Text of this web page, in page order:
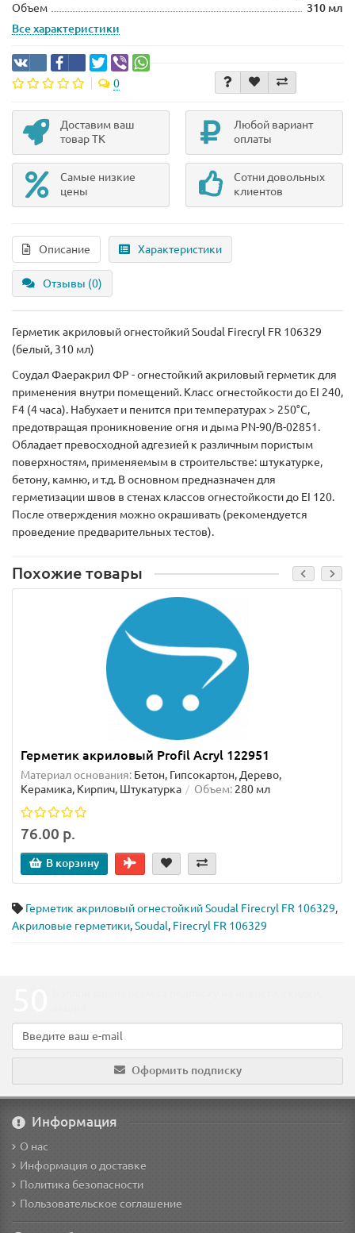
Объем
310 мл
Все характеристики
0
Доставим ваш
товар ТК
Любой вариант
оплаты
Самые низкие
цены
Сотни довольных
клиентов
Описание Характеристики
Отзывы (0)
Герметик акриловый огнестойкий Soudal Firecryl FR 106329
(белый, 310 мл)
Соудал Фаеракрил ФР - огнестойкий акриловый герметик для
применения внутри помещений. Класс огнестойкости до EI 240,
F4 (4 часа). Набухает и пенится при температурах > 250°C,
предотвращая проникновение огня и дыма PN-90/B-02851.
Обладает превосходной адгезией к различным пористым
поверхностям, применяемым в строительстве: штукатурке,
бетону, камню, и т.д. В основном предназначен для
герметизации швов в стенах классов огнестойкости до EI 120.
После отверждения можно окрашивать (рекомендуется
проведение предварительных тестов).
Похожие товары
Герметик акриловый Profil Acryl 122951
Материал основания: Бетон, Гипсокартон, Дерево,
Керамика, Кирпич, Штукатурка
Объем: 280 мл
76.00 р.
В корзину
Герметик акриловый огнестойкий Soudal Firecryl FR 106329,
Акриловые герметики,Soudal, Firecryl FR 106329
Оформить подписку
Информация
О нас
Информация о доставке
Политика безопасности
Пользовательское соглашение